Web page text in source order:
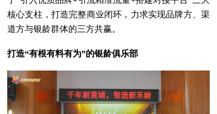
核心支柱，打造完整商业闭环，力求实现品牌方、渠
道方与银龄群体的三方共赢。
打造“有根有料有为”的银龄俱乐部